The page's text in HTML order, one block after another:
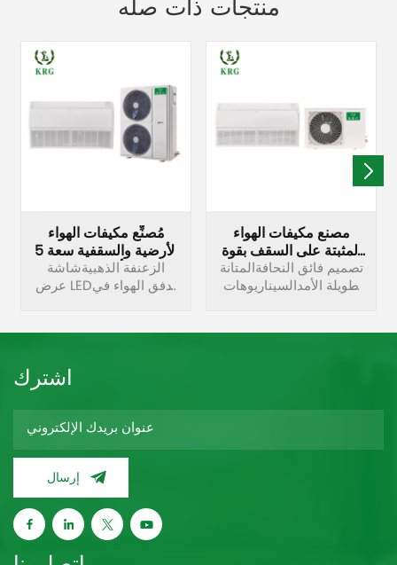
منتجات ذات صله
مُصنِّع مكيفات الهواء
الأرضية والسقفية سعة 5
أطنان
الزعنفة الذهبيةشاشة
عرض LEDتدفق الهواء في
مصنع مكيفات الهواء
المثبتة على السقف بقوة
24000 وحدة حرارية
بريطانية
تصميم فائق النحافةالمتانة
طويلة الأمدالسيناريوهات
الحرارة المحيطة
اشترك
إرسال